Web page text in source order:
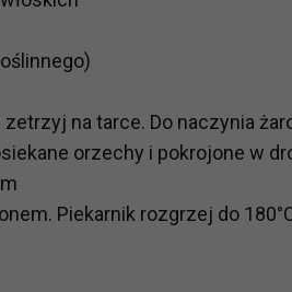
na tarce. Do naczynia
orzechy i pokrojone w
Piekarnik rozgrzej do
własnego
podmiotów